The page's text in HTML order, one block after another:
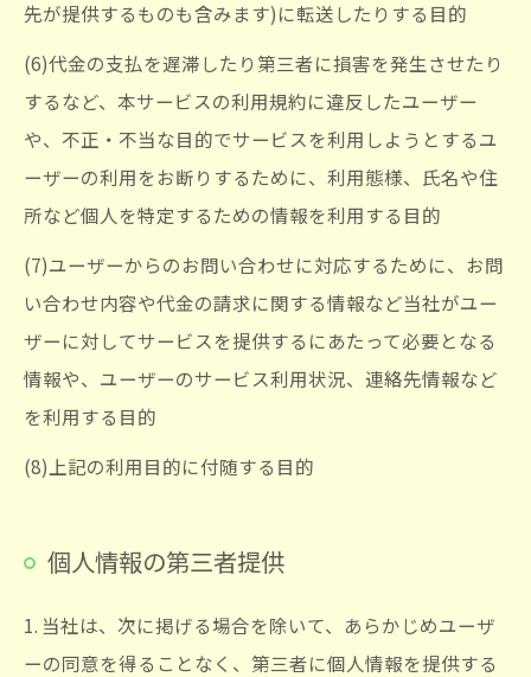
先が提供するものも含みます)に転送したりする目的
(6)代金の支払を遅滞したり第三者に損害を発生させたり
するなど、本サービスの利用規約に違反したユーザー
や、不正・不当な目的でサービスを利用しようとするユ
ーザーの利用をお断りするために、利用態様、氏名や住
所など個人を特定するための情報を利用する目的
(7)ユーザーからのお問い合わせに対応するために、お問
い合わせ内容や代金の請求に関する情報など当社がユー
ザーに対してサービスを提供するにあたって必要となる
情報や、ユーザーのサービス利用状況、連絡先情報など
を利用する目的
(8)上記の利用目的に付随する目的
個人情報の第三者提供
1. 当社は、次に掲げる場合を除いて、あらかじめユーザ
ーの同意を得ることなく、第三者に個人情報を提供する